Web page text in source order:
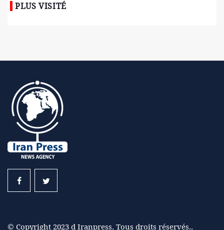
PLUS VISITÉ
© Copyright 2023 d Iranpress. Tous droits réservés..